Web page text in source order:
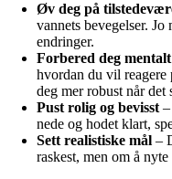
Øv deg på
vannets bevegelser.
endringer.
Forbered deg
hvordan du vil
deg mer robust når det
Pust rolig og bevisst–
nede og hodet klart,
Sett realistiske mål –
raskest, men om å